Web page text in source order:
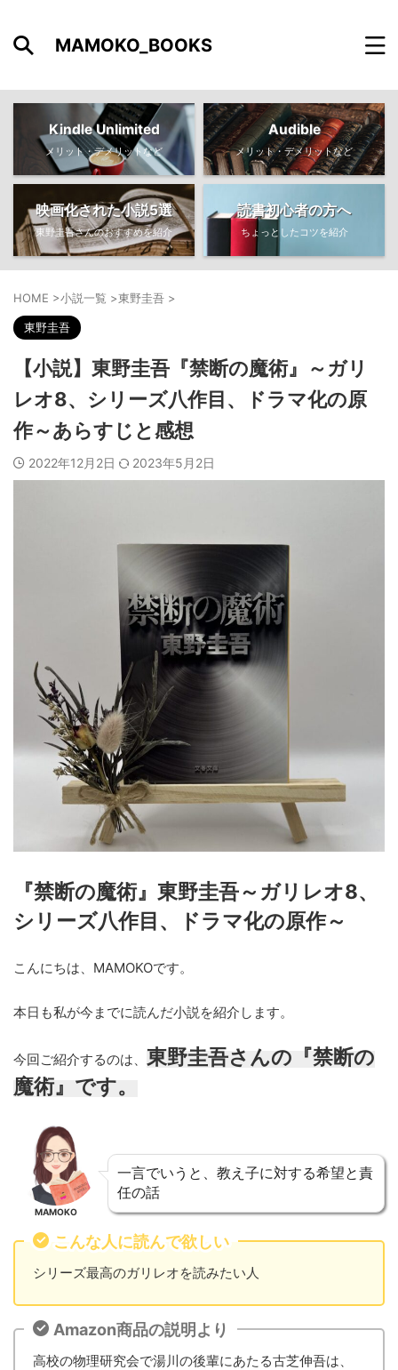
MAMOKO_BOOKS
Kindle Unlimited
メリット・デメリットなど
Audible
メリット・デメリットなど
映画化された小説5選
東野圭吾さんのおすすめを紹介
読書初心者の方へ
ちょっとしたコツを紹介
HOME >小説一覧 >東野圭吾 >
東野圭吾
【小説】東野圭吾『禁断の魔術』～ガリ
レオ8、シリーズ八作目、ドラマ化の原
作～あらすじと感想
2022年12月2日 2023年5月2日
『禁断の魔術』東野圭吾～ガリレオ8、
シリーズ八作目、ドラマ化の原作～
こんにちは、MAMOKOです。
本日も私が今までに読んだ小説を紹介します。
今回ご紹介するのは、 東野圭吾さんの『禁断の
魔術』です。
MAMOKO
一言でいうと、教え子に対する希望と責
任の話
こんな人に読んで欲しい
シリーズ最高のガリレオを読みたい人
Amazon商品の説明より
高校の物理研究会で湯川の後輩にあたる古芝伸吾は、